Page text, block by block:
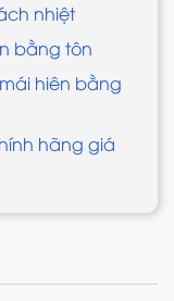
nhiệt
bằng tôn
hiên bằng
hãng giá